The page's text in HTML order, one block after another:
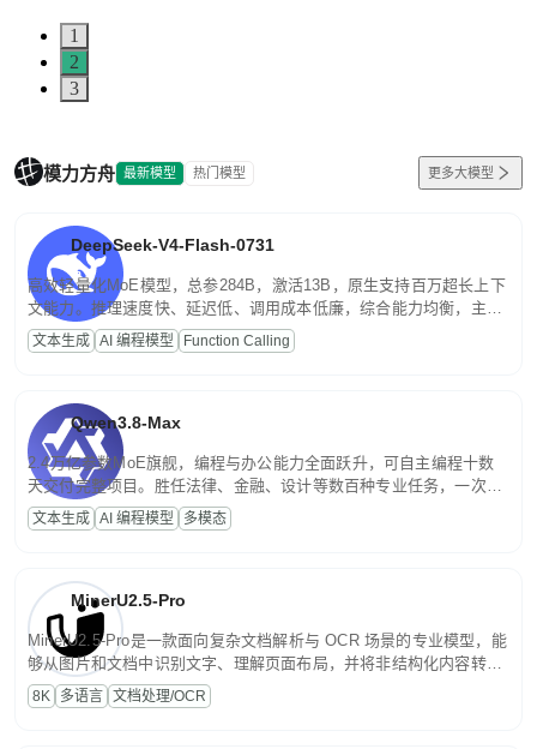
1
2
3
模力方舟 最新模型 热门模型 更多大模型
DeepSeek-V4-Flash-0731
高效轻量化MoE模型，总参284B，激活13B，原生支持百万超长上下
文能力。推理速度快、延迟低、调用成本低廉，综合能力均衡，主打
高并发、轻量化任务，适合日常对话、内容创作、基础 RAG、批量
文案处理等普惠刚需场景。
文本生成 AI 编程模型 Function Calling
Qwen3.8-Max
2.4万亿参数MoE旗舰，编程与办公能力全面跃升，可自主编程十数
天交付完整项目。胜任法律、金融、设计等数百种专业任务，一次对
话端到端交付生产级成果。原生视觉理解贯穿规划、执行与验证全流
程，支持超长文档与长视频的深度语义解析。长程任务中自主规划与
文本生成 AI 编程模型 多模态
MinerU2.5-Pro
MinerU2.5-Pro是一款面向复杂文档解析与 OCR 场景的专业模型，能
够从图片和文档中识别文字、理解页面布局，并将非结构化内容转换
为便于存储、检索和二次处理的结构化结果。
8K 多语言 文档处理/OCR